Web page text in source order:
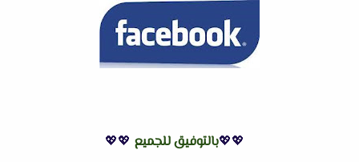
💖💖بالتوفيق للجميع 💖💖